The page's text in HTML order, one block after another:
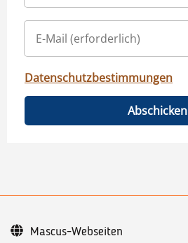
Datenschutzbestimmungen
Abschicken
Mascus-Webseiten